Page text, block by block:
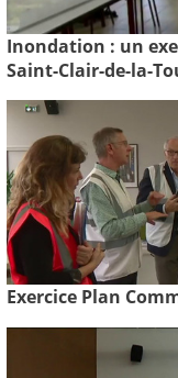
Inondation : un
Saint-Clair-de-la-
Exercice Plan